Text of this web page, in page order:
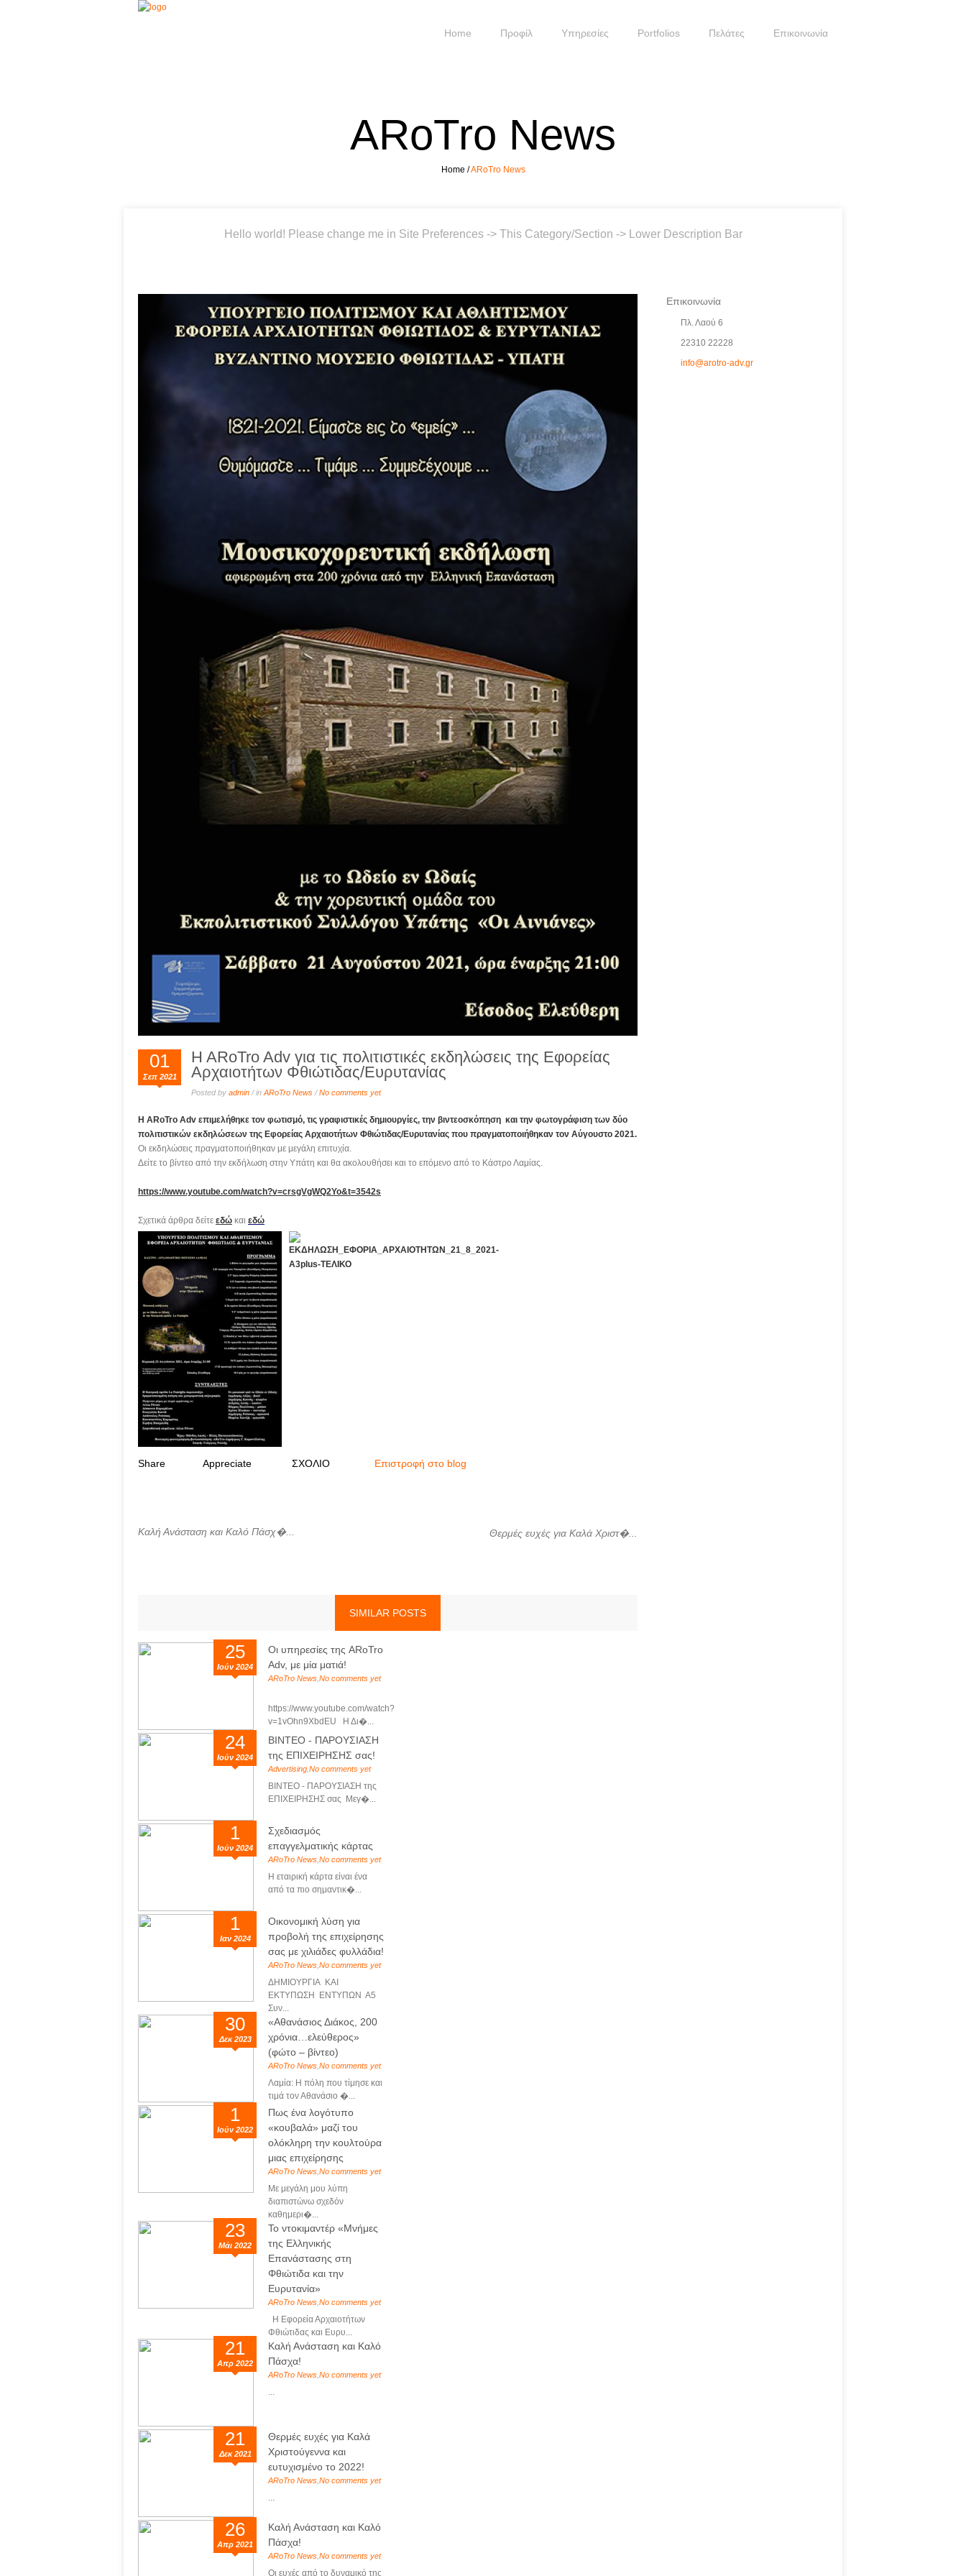
Home Προφίλ Υπηρεσίες Portfolios Πελάτες Επικοινωνία
ARoTro News
Home /ARoTro News
Hello world! Please change me in Site Preferences -> This Category/Section -> Lower Description Bar
01
Σεπ 2021
H ARoTro Adv για τις πολιτιστικές εκδηλώσεις της Εφορείας
Αρχαιοτήτων Φθιώτιδας/Ευρυτανίας
Posted by admin / in ARoTro News /No comments yet
H ARoTro Adv επιμελήθηκε τον φωτισμό, τις γραφιστικές δημιουργίες, την βιντεοσκόπηση και την φωτογράφιση των δύο
πολιτιστικών εκδηλώσεων της Εφορείας Αρχαιοτήτων Φθιώτιδας/Ευρυτανίας που πραγματοποιήθηκαν τον Αύγουστο 2021.
Οι εκδηλώσεις πραγματοποιήθηκαν με μεγάλη επιτυχία.
Δείτε το βίντεο από την εκδήλωση στην Υπάτη και θα ακολουθήσει και το επόμενο από το Κάστρο Λαμίας.
https://www.youtube.com/watch?v=crsgVgWQ2Yo&t=3542s
Σχετικά άρθρα δείτε εδώ και εδώ
Share Appreciate ΣΧΟΛΙΟ Επιστροφή στο blog
Καλή Ανάσταση και Καλό Πάσχ�... Θερμές ευχές για Καλά Χριστ�...
SIMILAR POSTS
25
Ιούν 2024
Οι υπηρεσίες της ARoTro
Adv, με μία ματιά!
ARoTro News No comments yet
https://www.youtube.com/watch?
v=1vOhn9XbdEU Η Δι�...
24
Ιούν 2024
ΒΙΝΤΕΟ - ΠΑΡΟΥΣΙΑΣΗ
της ΕΠΙΧΕΙΡΗΣΗΣ σας!
Advertising No comments yet
ΒΙΝΤΕΟ - ΠΑΡΟΥΣΙΑΣΗ της
ΕΠΙΧΕΙΡΗΣΗΣ σας Μεγ�...
1
Ιούν 2024
Σχεδιασμός
επαγγελματικής κάρτας
ARoTro News No comments yet
Η εταιρική κάρτα είναι ένα
από τα πιο σημαντικ�...
1
Ιαν 2024
Οικονομική λύση για
προβολή της επιχείρησης
σας με χιλιάδες φυλλάδια!
ARoTro News No comments yet
ΔΗΜΙΟΥΡΓΙΑ ΚΑΙ
ΕΚΤΥΠΩΣΗ ΕΝΤΥΠΩΝ Α5
Συν...
30
Δεκ 2023
«Αθανάσιος Διάκος, 200
χρόνια…ελεύθερος»
(φώτο – βίντεο)
ARoTro News No comments yet
Λαμία: Η πόλη που τίμησε και
τιμά τον Αθανάσιο �...
1
Ιούν 2022
Πως ένα λογότυπο
«κουβαλά» μαζί του
ολόκληρη την κουλτούρα
μιας επιχείρησης
ARoTro News No comments yet
Με μεγάλη μου λύπη
διαπιστώνω σχεδόν
καθημερι�...
23
Μάι 2022
Το ντοκιμαντέρ «Μνήμες
της Ελληνικής
Επανάστασης στη
Φθιώτιδα και την
Ευρυτανία»
ARoTro News No comments yet
Η Εφορεία Αρχαιοτήτων
Φθιώτιδας και Ευρυ...
21
Απρ 2022
Καλή Ανάσταση και Καλό
Πάσχα!
ARoTro News No comments yet
...
21
Δεκ 2021
Θερμές ευχές για Καλά
Χριστούγεννα και
ευτυχισμένο το 2022!
ARoTro News No comments yet
...
26
Απρ 2021
Καλή Ανάσταση και Καλό
Πάσχα!
ARoTro News No comments yet
Οι ευχές από το δυναμικό της
Επικοινωνία
Πλ. Λαού 6
22310 22228
info@arotro-adv.gr